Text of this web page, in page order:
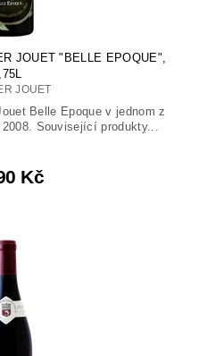
JOUET "BELLE EPOQUE",
JOUET
Belle Epoque v jednom z
Související produkty...
Kč